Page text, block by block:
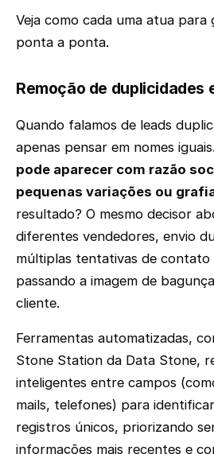
Veja como cada uma atua para
ponta a ponta.
Remoção de duplicidades
Quando falamos de leads
apenas pensar em nomes iguais.
pode aparecer com razão
pequenas variações ou
resultado? O mesmo decisor
diferentes vendedores, envio
múltiplas tentativas de contato
passando a imagem de
cliente.
Ferramentas automatizadas,
Stone Station da Data Stone,
inteligentes entre campos
mails, telefones) para
registros únicos, priorizando
informações mais recentes e